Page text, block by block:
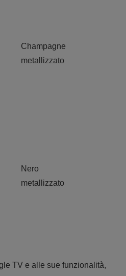
Champagne
metallizzato
Nero
metallizzato
TV e alle sue funzionalità,